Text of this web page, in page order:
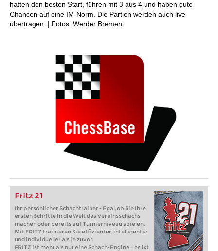
hatten den besten Start, führen mit 3 aus 4 und haben gute
Chancen auf eine IM-Norm. Die Partien werden auch live
übertragen. | Fotos: Werder Bremen
Fritz 21
Ihr persönlicher Schachtrainer - Egal, ob Sie Ihre
ersten Schritte in die Welt des Vereinsschachs
machen oder bereits auf Turnierniveau spielen:
Mit FRITZ trainieren Sie effizienter, intelligenter
und individueller als je zuvor.
FRITZ ist mehr als nur eine Schach-Engine – es ist